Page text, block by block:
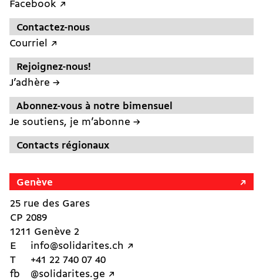
Facebook ↗︎
Contactez-nous
Courriel ↗︎
Rejoignez-nous!
J’adhère →
Abonnez-vous à notre bimensuel
Je soutiens, je m’abonne →
Contacts régionaux
Genève
25 rue des Gares
CP 2089
1211 Genève 2
E
info@solidarites.ch ↗︎
T
+41 22 740 07 40
fb
@solidarites.ge ↗︎